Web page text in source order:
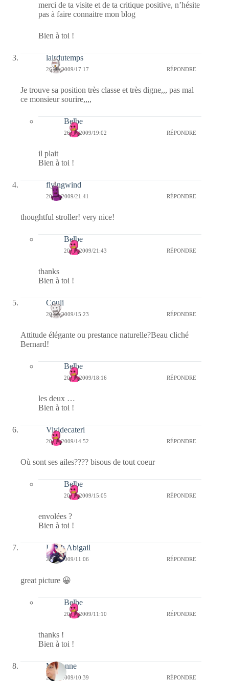
merci de ta visite et de ta critique positive, n’hésite
pas à faire connaitre mon blog
Bien à toi !
lairdutemps
26/12/2009/17:17 RÉPONDRE
Je trouve sa position très classe et très digne,,, pas mal
ce monsieur sourire,,,,
Belbe
26/12/2009/19:02 RÉPONDRE
il plait
Bien à toi !
flyingwind
20/12/2009/21:41 RÉPONDRE
thoughtful stroller! very nice!
Belbe
20/12/2009/21:43 RÉPONDRE
thanks
Bien à toi !
Couli
20/12/2009/15:23 RÉPONDRE
Attitude élégante ou prestance naturelle?Beau cliché
Bernard!
Belbe
20/12/2009/18:16 RÉPONDRE
les deux …
Bien à toi !
Vividecateri
20/12/2009/14:52 RÉPONDRE
Où sont ses ailes???? bisous de tout coeur
Belbe
20/12/2009/15:05 RÉPONDRE
envolées ?
Bien à toi !
Laura Abigail
20/12/2009/11:06 RÉPONDRE
great picture 😀
Belbe
20/12/2009/11:10 RÉPONDRE
thanks !
Bien à toi !
Marianne
20/12/2009/10:39 RÉPONDRE